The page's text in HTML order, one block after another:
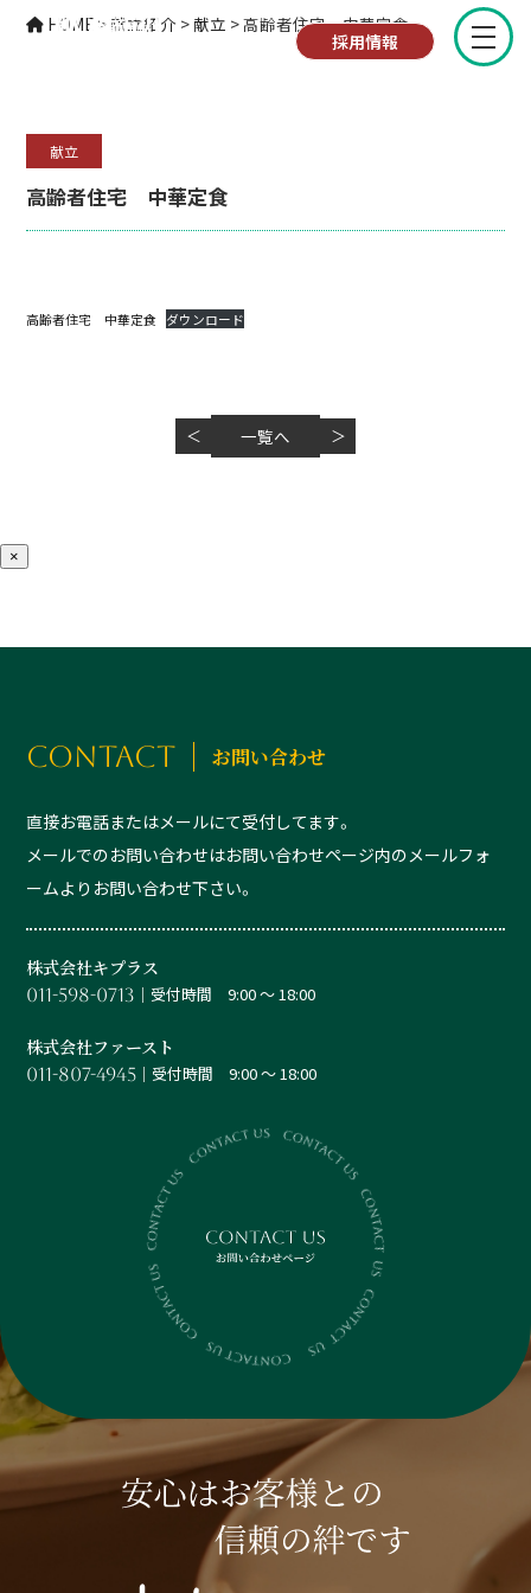
採用情報
献立紹介
HOME > 献立紹介 > 献立 >高齢者住宅 中華定食
献立
高齢者住宅 中華定食
高齢者住宅 中華定食 ダウンロード
＜ 一覧へ ＞
×
CONTACT お問い合わせ
直接お電話またはメールにて受付してます。
メールでのお問い合わせはお問い合わせページ内のメールフォ
ームよりお問い合わせ下さい。
株式会社キプラス
011-598-0713 │受付時間 9:00 ～ 18:00
株式会社ファースト
011-807-4945 │受付時間 9:00 ～ 18:00